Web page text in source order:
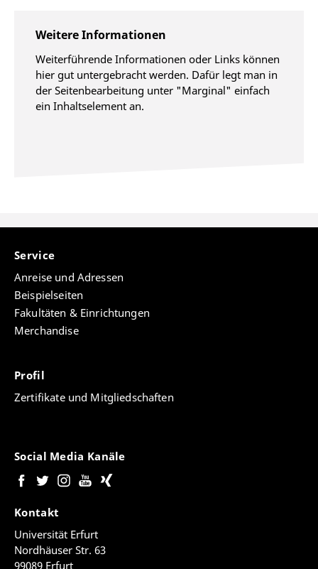
Weitere Informationen
Weiterführende Informationen oder Links können
hier gut untergebracht werden. Dafür legt man in
der Seitenbearbeitung unter "Marginal" einfach
ein Inhaltselement an.
Service
Anreise und Adressen
Beispielseiten
Fakultäten & Einrichtungen
Merchandise
Profil
Zertifikate und Mitgliedschaften
Social Media Kanäle
Kontakt
Universität Erfurt
Nordhäuser Str. 63
99089 Erfurt